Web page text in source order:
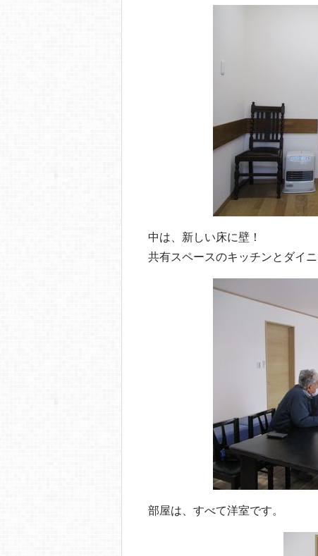
中は、新しい床に壁！
共有スペースのキッチンとダイ
部屋は、すべて洋室です。